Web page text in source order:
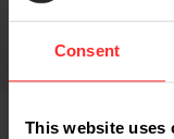
Consent
This website uses